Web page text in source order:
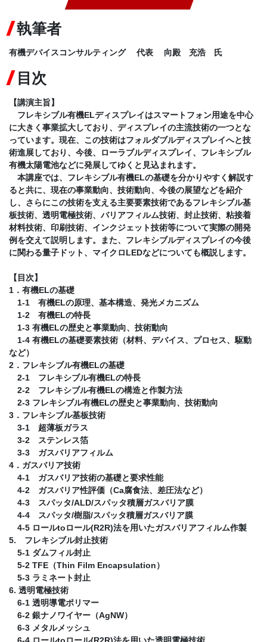
執筆者
有機デバイスコンサルティング 代表 向殿 充浩 氏
目次
【講演主旨】
フレキシブル有機ELディスプレイはスマートフォン用途を中心
に大きく事業拡大しており、ディスプレイの主流技術の一つとな
っています。現在、この技術はフォルダブルディスプレイへと技
術進展しており、今後、ローラブルディスプレイ、フレキシブル
有機太陽電池などに発展してゆくと見込まれます。
本講座では、フレキシブル有機ELの基礎を分かりやすく解説す
ると共に、現在の事業動向、技術動向、今後の展望などを紹介
し、さらにこの技術を支える主要要素技術であるフレキシブル基
板技術、透明電極技術、バリアフィルム技術、封止技術、粘接着
材料技術、印刷技術、インクジェット技術等について実際の開発
例を交えて説明します。また、フレキシブルディスプレイの今後
に関わる量子ドット、マイクロLEDなどについても概説します。
【目次】
1．有機ELの基礎
1-1 有機ELの原理、基本構造、発光メカニズム
1-2 有機ELの特長
1-3 有機ELの歴史と事業動向、技術動向
1-4 有機ELの基礎要素技術（材料、デバイス、プロセス、駆動
など）
2．フレキシブル有機ELの基礎
2-1 フレキシブル有機ELの特長
2-2 フレキシブル有機ELの構造と作製方法
2-3 フレキシブル有機ELの歴史と事業動向、技術動向
3．フレキシブル基板技術
3-1 超薄板ガラス
3-2 ステンレス箔
3-3 ガスバリアフィルム
4．ガスバリア技術
4-1 ガスバリア技術の基礎と要求性能
4-2 ガスバリア性評価（Ca腐食法、差圧法など）
4-3 スパッタ/ALD/スパッタ積層ガスバリア膜
4-4 スパッタ/樹脂/スパッタ積層ガスバリア膜
4-5 ロールtoロール(R2R)法を用いたガスバリアフィルム作製
5. フレキシブル封止技術
5-1 ダムフィル封止
5-2 TFE（Thin Film Encapsulation）
5-3 ラミネート封止
6. 透明電極技術
6-1 透明導電ポリマー
6-2 銀ナノワイヤー（AgNW）
6-3 メタルメッシュ
6-4 ロールtoロール(R2R)法を用いた透明電極技術